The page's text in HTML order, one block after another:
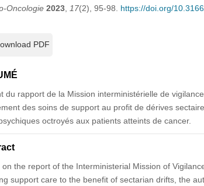
Oncologie 2023, 17(2), 95-98. https://doi.org/
PDF
du rapport de la Mission interministérielle de
des soins de support au profit de dérives
octroyés aux patients atteints de cancer.
on the report of the Interministerial Mission of
support care to the benefit of sectarian drifts, the